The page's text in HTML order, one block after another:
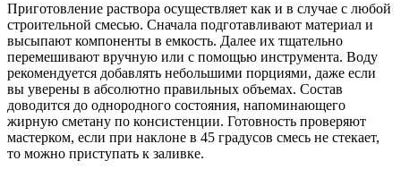
Приготовление раствора осуществляет как и в случае с любой
строительной смесью. Сначала подготавливают материал и
высыпают компоненты в емкость. Далее их тщательно
перемешивают вручную или с помощью инструмента. Воду
рекомендуется добавлять небольшими порциями, даже если
вы уверены в абсолютно правильных объемах. Состав
доводится до однородного состояния, напоминающего
жирную сметану по консистенции. Готовность проверяют
мастерком, если при наклоне в 45 градусов смесь не стекает,
то можно приступать к заливке.